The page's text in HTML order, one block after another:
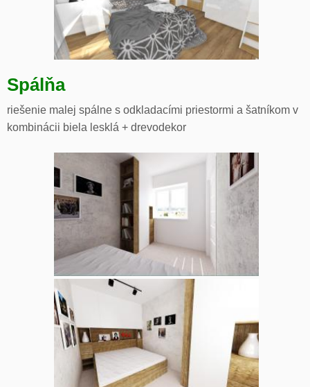
Spálňa
riešenie malej spálne s odkladacími priestormi a šatníkom v
kombinácii biela lesklá + drevodekor